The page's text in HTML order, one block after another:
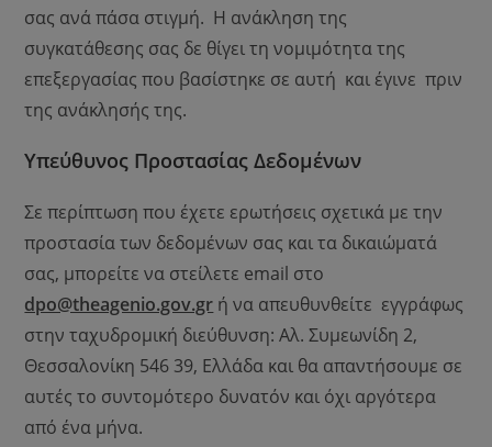
σας ανά πάσα στιγμή. Η ανάκληση της
συγκατάθεσης σας δε θίγει τη νομιμότητα της
επεξεργασίας που βασίστηκε σε αυτή και έγινε πριν
της ανάκλησής της.
Υπεύθυνος Προστασίας Δεδομένων
Σε περίπτωση που έχετε ερωτήσεις σχετικά με την
προστασία των δεδομένων σας και τα δικαιώματά
σας, μπορείτε να στείλετε email στο
dpo@theagenio.gov.gr ή να απευθυνθείτε εγγράφως
στην ταχυδρομική διεύθυνση: Αλ. Συμεωνίδη 2,
Θεσσαλονίκη 546 39, Ελλάδα και θα απαντήσουμε σε
αυτές το συντομότερο δυνατόν και όχι αργότερα
από ένα μήνα.